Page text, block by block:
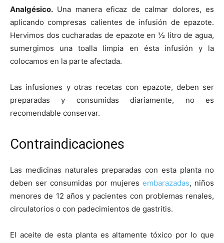
Analgésico. Una manera eficaz de calmar dolores, es
aplicando compresas calientes de infusión de epazote.
Hervimos dos cucharadas de epazote en ½ litro de agua,
sumergimos una toalla limpia en ésta infusión y la
colocamos en la parte afectada.
Las infusiones y otras recetas con epazote, deben ser
preparadas y consumidas diariamente, no es
recomendable conservar.
Contraindicaciones
Las medicinas naturales preparadas con esta planta no
deben ser consumidas por mujeres embarazadas, niños
menores de 12 años y pacientes con problemas renales,
circulatorios o con padecimientos de gastritis.
El aceite de esta planta es altamente tóxico por lo que